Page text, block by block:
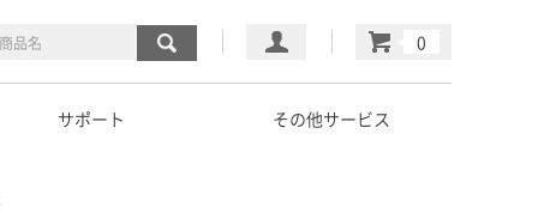
マイページ
カート
サポート その他サービス